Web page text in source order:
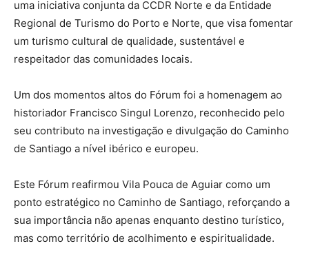
uma iniciativa conjunta da CCDR Norte e da Entidade
Regional de Turismo do Porto e Norte, que visa fomentar
um turismo cultural de qualidade, sustentável e
respeitador das comunidades locais.
Um dos momentos altos do Fórum foi a homenagem ao
historiador Francisco Singul Lorenzo, reconhecido pelo
seu contributo na investigação e divulgação do Caminho
de Santiago a nível ibérico e europeu.
Este Fórum reafirmou Vila Pouca de Aguiar como um
ponto estratégico no Caminho de Santiago, reforçando a
sua importância não apenas enquanto destino turístico,
mas como território de acolhimento e espiritualidade.